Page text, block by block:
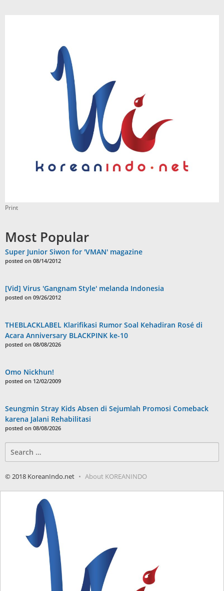
Print
Most Popular
Super Junior Siwon for 'VMAN' magazine
posted on 08/14/2012
[Vid] Virus 'Gangnam Style' melanda Indonesia
posted on 09/26/2012
THEBLACKLABEL Klarifikasi Rumor Soal Kehadiran Rosé di
Acara Anniversary BLACKPINK ke-10
posted on 08/08/2026
Omo Nickhun!
posted on 12/02/2009
Seungmin Stray Kids Absen di Sejumlah Promosi Comeback
karena Jalani Rehabilitasi
posted on 08/08/2026
for:
© 2018 KoreanIndo.net About KOREANINDO